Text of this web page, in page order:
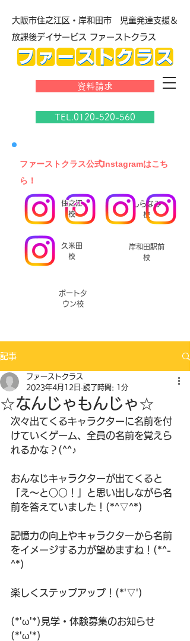
大阪市住之江区・岸和田市 児童発達支援＆
放課後デイサービス ファーストクラス
資料請求
TEL.0120-520-560
​ファーストクラス公式Instagramはこち
ら！
しらなみ
校
久米田
校
岸和田駅前
校
ポートタ
ウン校
住之江
校
記事
☆なんじゃもんじゃ☆
ファーストクラス
2023年4月12日 読了時間: 1分
次々出てくるキャラクターに名前を付
けていくゲーム、全員の名前を覚えら
れるかな？(^^♪
おんなじキャラクターが出てくると
「え～と○○！」と思い出しながら名
前を答えていました！(*^▽^*)
記憶力の向上やキャラクターから名前
をイメージする力が望めますね！(*^-
^*)
楽しくステップアップ！(*'▽')
(*'ω'*)見学・体験募集のお知らせ
(*'ω'*)